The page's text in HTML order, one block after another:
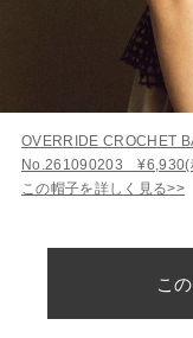
OVERRIDE CROCHET
No.261090203 ¥6,930(
この帽子を詳しく見る>>
こ